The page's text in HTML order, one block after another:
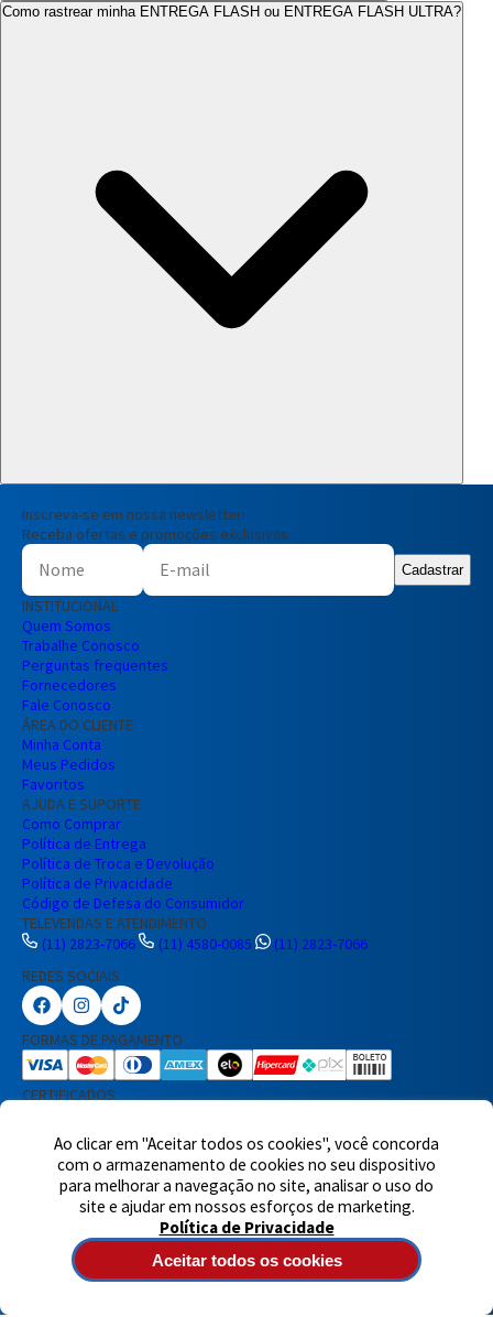
Ao clicar em "Aceitar todos os cookies", você concorda
com o armazenamento de cookies no seu dispositivo
para melhorar a navegação no site, analisar o uso do
site e ajudar em nossos esforços de marketing.
Política de Privacidade
Aceitar todos os cookies
Como rastrear minha ENTREGA FLASH ou ENTREGA FLASH ULTRA?
Inscreva-se em nossa newsletter!
Receba ofertas e promoções exclusivas
Cadastrar
INSTITUCIONAL
Quem Somos
Trabalhe Conosco
Perguntas frequentes
Fornecedores
Fale Conosco
ÁREA DO CLIENTE
Minha Conta
Meus Pedidos
Favoritos
AJUDA E SUPORTE
Como Comprar
Política de Entrega
Política de Troca e Devolução
Política de Privacidade
Código de Defesa do Consumidor
TELEVENDAS E ATENDIMENTO
(11) 2823-7066
(11) 4580-0085
(11) 2823-7066
REDES SOCIAIS
FORMAS DE PAGAMENTO
CERTIFICADOS
7460 avaliações reais
© 2025,Eletrônica Santana Ltda. Todos os direitos reservados.
Preencha seus dados para iniciar a
conversa no WhatsApp.
E-mail
Iniciar Conversa